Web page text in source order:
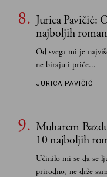
Jurica Pavičić:
najboljih
Od svega mi je
ne biraju i priče...
JURICA PAVIČIĆ
Muharem
10 najboljih
Učinilo mi se da se
prirodno, ne drže